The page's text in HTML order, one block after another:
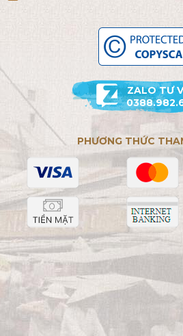
ZALO TƯ
PHƯƠNG THỨC